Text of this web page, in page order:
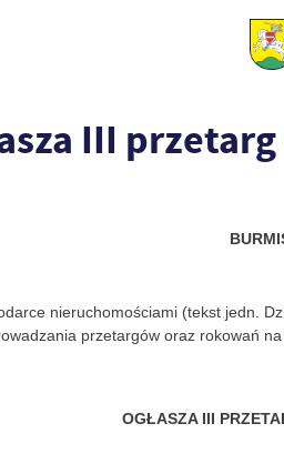
III
nieruchomościami (tekst jedn.
przetargów oraz rokowań
OGŁASZA III